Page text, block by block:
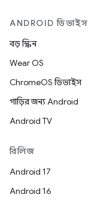
ANDROID ডিভাইস
বড় স্ক্রিন
Wear OS
ChromeOS ডিভাইস
গাড়ির জন্য Android
Android TV
রিলিজ
Android 17
Android 16